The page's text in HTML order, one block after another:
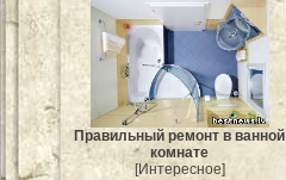
Правильный ремонт в ванной
комнате
[Интересное]